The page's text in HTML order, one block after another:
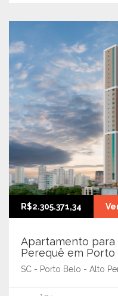
R$2.305.371,34
Apartamento
Perequê em Porto
SC - Porto Belo - Alto